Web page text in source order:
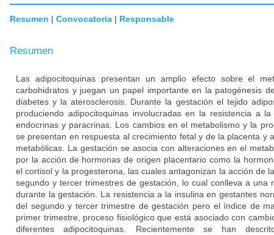
Resumen | Convocatoria | Responsable
Resumen
Las adipocitoquinas presentan un amplio efecto sobre el
carbohidratos y juegan un papel importante en la patogénesis
diabetes y la aterosclerosis. Durante la gestación el tejido
produciendo adipocitoquinas involucradas en la resistencia a
endocrinas y paracrinas. Los cambios en el metabolismo y la
se presentan en respuesta al crecimiento fetal y de la placenta y
metabólicas. La gestación se asocia con alteraciones en el
por la acción de hormonas de origen placentario como la
el cortisol y la progesterona, las cuales antagonizan la acción de
segundo y tercer trimestres de gestación, lo cual conlleva a una
durante la gestación. La resistencia a la insulina en gestantes
del segundo y tercer trimestre de gestación pero el índice de
primer trimestre, proceso fisiológico que está asociado con
diferentes adipocitoquinas. Recientemente se han